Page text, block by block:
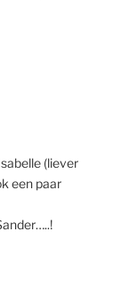
(liever
een paar